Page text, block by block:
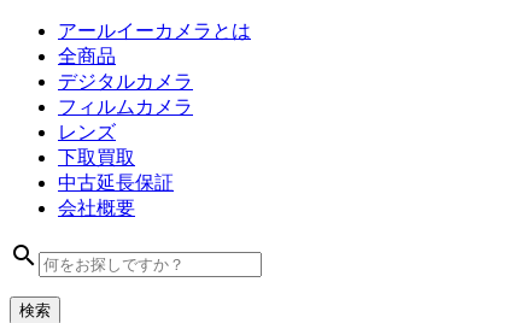
アールイーカメラとは
全商品
デジタルカメラ
フィルム カメラ
レンズ
下取買取
中古延長保証
会社概要
search